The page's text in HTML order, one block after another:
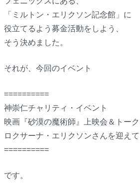
「ミルトン・エリクソン記念館」に
役立てるよう募金活動をしよう、
そう決めました。
それが、今回のイベント
==========
神崇仁チャリティ・イベント
映画『砂漠の魔術師』上映会＆トー
ロクサーナ・エリクソンさんを迎えて
==========
です。